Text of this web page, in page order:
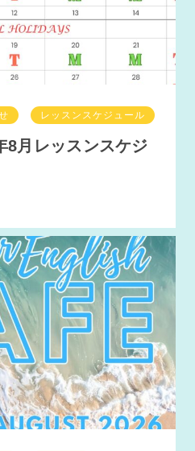
レッスンスケジュール
8月レッスンスケジ